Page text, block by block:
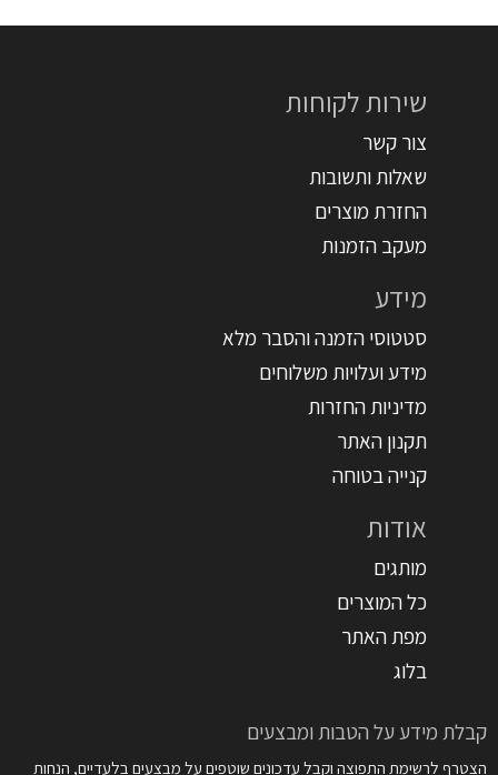
שירות לקוחות
צור קשר
שאלות ותשובות
החזרת מוצרים
מעקב הזמנות
מידע
סטטוסי הזמנה והסבר מלא
מידע ועלויות משלוחים
מדיניות החזרות
תקנון האתר
קנייה בטוחה
אודות
מותגים
כל המוצרים
מפת האתר
בלוג
קבלת מידע על הטבות ומבצעים
הצטרף לרשימת התפוצה וקבל עדכונים שוטפים על מבצעים בלעדיים, הנחות